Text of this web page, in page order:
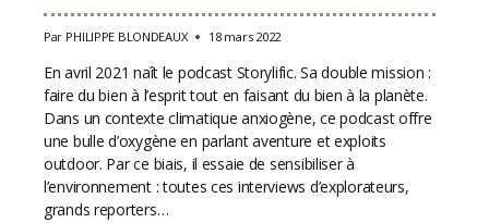
Par PHILIPPE BLONDEAUX 18 mars 2022
En avril 2021 naît le podcast Storylific. Sa double mission :
faire du bien à l’esprit tout en faisant du bien à la planète.
Dans un contexte climatique anxiogène, ce podcast offre
une bulle d’oxygène en parlant aventure et exploits
outdoor. Par ce biais, il essaie de sensibiliser à
l’environnement : toutes ces interviews d’explorateurs,
grands reporters…